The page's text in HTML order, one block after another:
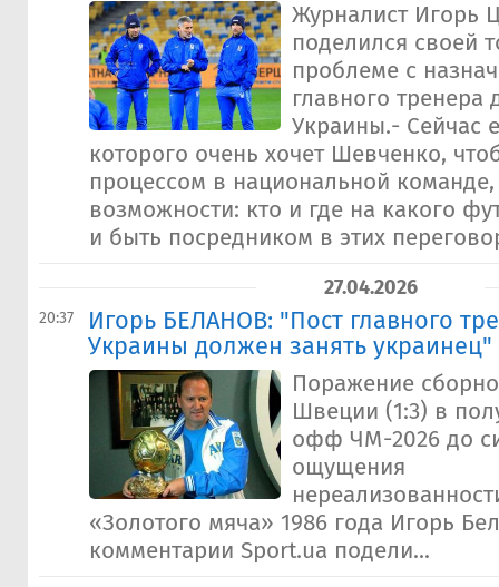
Журналист Игорь
поделился своей
проблеме с
главного тренера
Украины.- Сейчас
которого очень хочет Шевченко,
процессом в национальной команде,
возможности: кто и где на какого
и быть посредником в этих
27.04.2026
20:37
Игорь БЕЛАНОВ: "Пост главного
Украины должен занять украинец"
Поражение
Швеции (1:3) в
офф ЧМ-2026 до
ощущения
«Золотого мяча» 1986 года Игорь
комментарии Sport.ua подели...